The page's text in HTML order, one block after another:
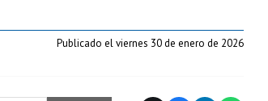
Publicado el viernes 30 de enero de 2026